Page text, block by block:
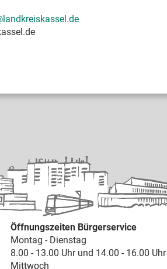
Öffnungszeiten Bürgerservice
Montag - Dienstag
8.00 - 13.00 Uhr und 14.00 - 16.00 Uhr
Mittwoch